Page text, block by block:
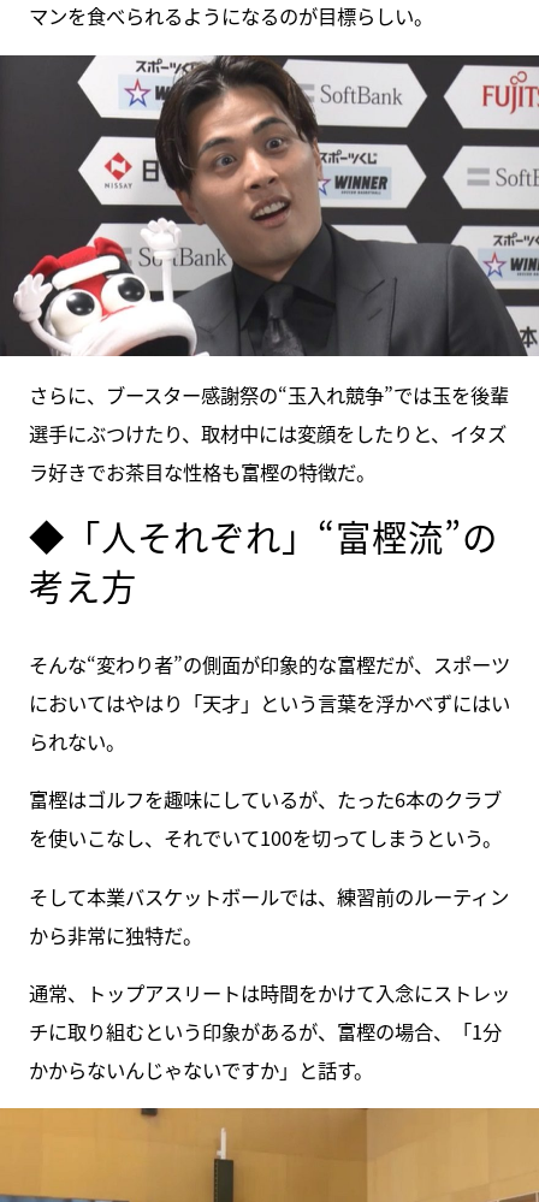
マンを食べられるようになるのが目標らしい。
さらに、ブースター感謝祭の“玉入れ競争”では玉を後輩
選手にぶつけたり、取材中には変顔をしたりと、イタズ
ラ好きでお茶目な性格も富樫の特徴だ。
◆「人それぞれ」“富樫流”の
考え方
そんな“変わり者”の側面が印象的な富樫だが、スポーツ
においてはやはり「天才」という言葉を浮かべずにはい
られない。
富樫はゴルフを趣味にしているが、たった6本のクラブ
を使いこなし、それでいて100を切ってしまうという。
そして本業バスケットボールでは、練習前のルーティン
から非常に独特だ。
通常、トップアスリートは時間をかけて入念にストレッ
チに取り組むという印象があるが、富樫の場合、「1分
かからないんじゃないですか」と話す。